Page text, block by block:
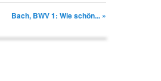
Bach, BWV 1: Wie schön... »